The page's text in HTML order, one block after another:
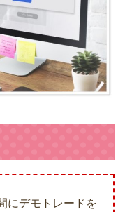
にデモトレードを